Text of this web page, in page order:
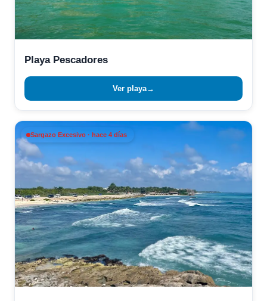
Playa Pescadores
Ver playa→
Sargazo Excesivo · hace 4 días